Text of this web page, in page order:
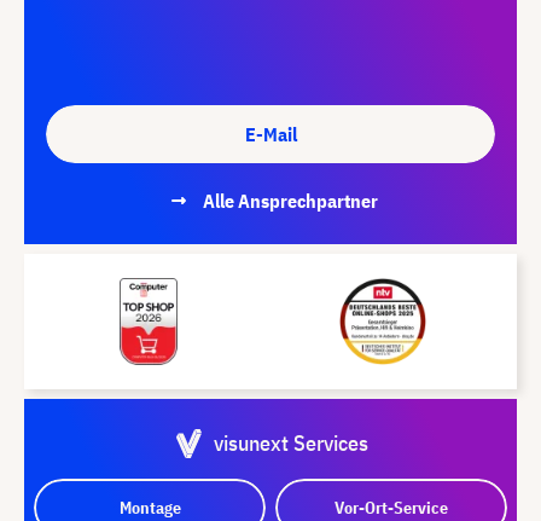
E-Mail
Alle Ansprechpartner
visunext Services
Montage Vor-Ort-Service